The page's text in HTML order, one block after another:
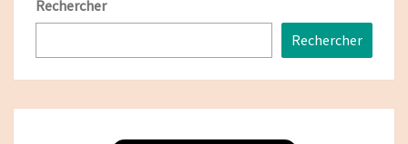
Rechercher
Rechercher